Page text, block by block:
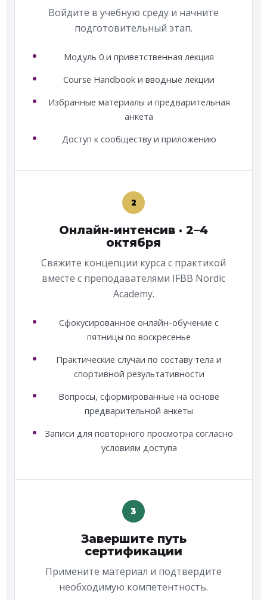
Войдите в учебную среду и начните
подготовительный этап.
Модуль 0 и приветственная лекция
Course Handbook и вводные лекции
Избранные материалы и предварительная
анкета
Доступ к сообществу и приложению
2
Онлайн-интенсив · 2–4
октября
Свяжите концепции курса с практикой
вместе с преподавателями IFBB Nordic
Academy.
Сфокусированное онлайн-обучение с
пятницы по воскресенье
Практические случаи по составу тела и
спортивной результативности
Вопросы, сформированные на основе
предварительной анкеты
Записи для повторного просмотра согласно
условиям доступа
3
Завершите путь
сертификации
Примените материал и подтвердите
необходимую компетентность.